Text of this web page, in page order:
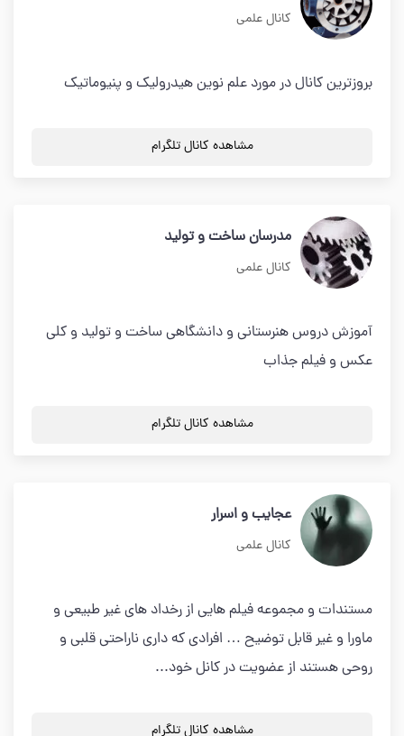
کانال علمی
بروزترین کانال در مورد علم نوین هیدرولیک و پنیوماتیک
مشاهده کانال تلگرام
مدرسان ساخت و تولید
کانال علمی
آموزش دروس هنرستانی و دانشگاهی ساخت و تولید و کلی
عکس و فیلم جذاب
مشاهده کانال تلگرام
عجایب و اسرار
کانال علمی
مستندات و مجموعه فیلم هایی از رخداد های غیر طبیعی و
ماورا و غیر قابل توضیح … افرادی که داری ناراحتی قلبی و
روحی هستند از عضویت در کانل خود...
مشاهده کانال تلگرام